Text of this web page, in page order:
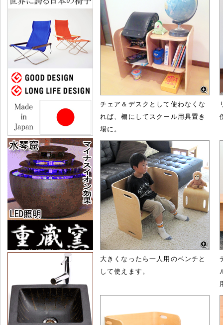
チェア＆デスクとして使わなくな
れば、棚にしてスクール用具置き
場に。
大きくなったら一人用のベンチと
して使えます。